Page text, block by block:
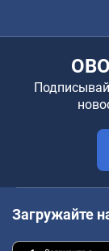
Загружайте